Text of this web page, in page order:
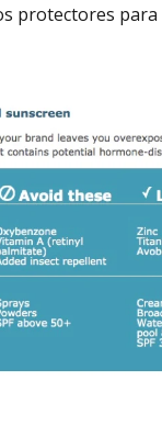
protectores para